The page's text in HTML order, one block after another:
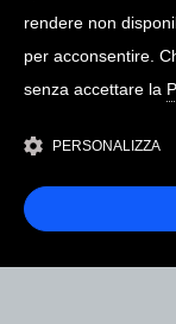
rendere non
per acconsentire.
senza accettare la
PERSONALIZZA